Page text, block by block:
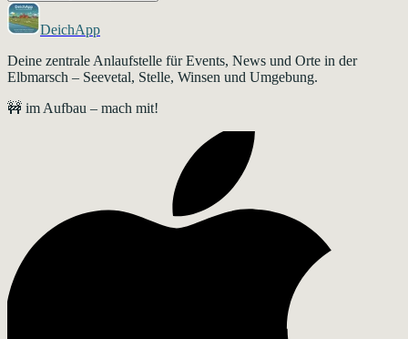
DeichApp
Deine zentrale Anlaufstelle für Events, News und Orte in der
Elbmarsch – Seevetal, Stelle, Winsen und Umgebung.
🚧 im Aufbau – mach mit!